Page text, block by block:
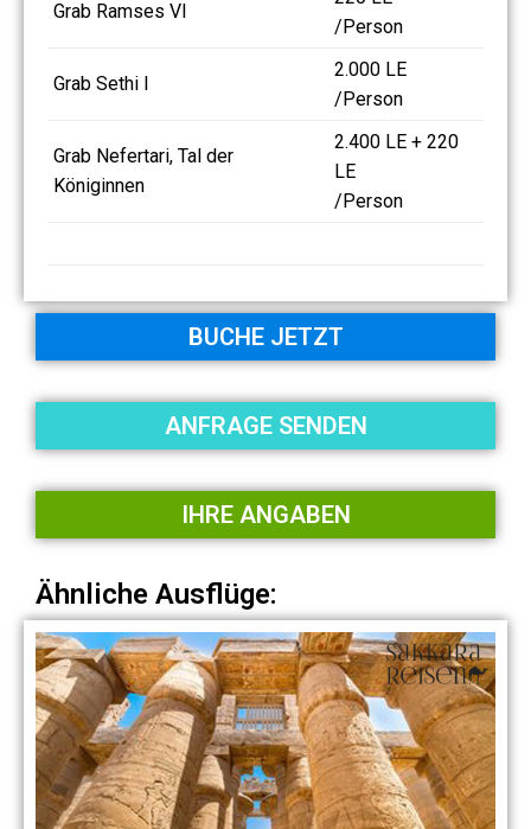
Grab Ramses VI
/Person
Grab Sethi I
2.000 LE
/Person
Grab Nefertari, Tal der
Königinnen
2.400 LE + 220
LE
/Person
BUCHE JETZT
ANFRAGE SENDEN
IHRE ANGABEN
Ähnliche Ausflüge: